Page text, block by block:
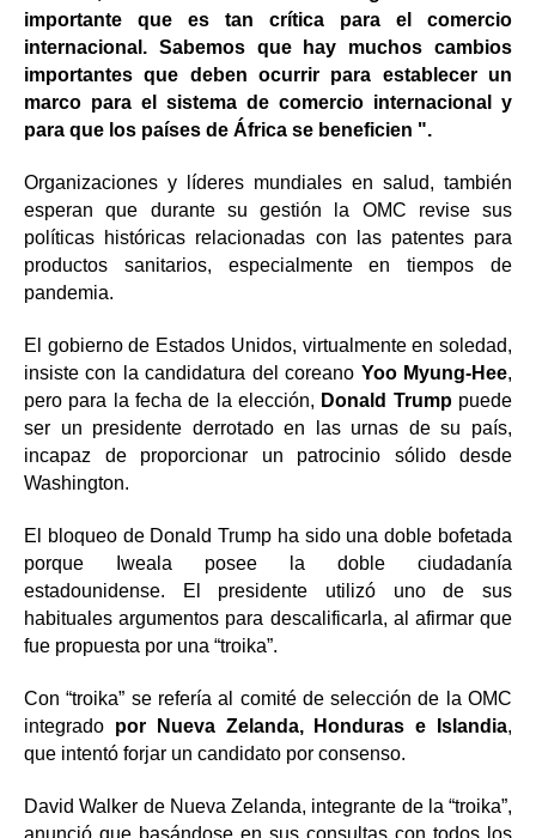
importante que es tan crítica para el comercio
internacional. Sabemos que hay muchos cambios
importantes que deben ocurrir para establecer un
marco para el sistema de comercio internacional y
para que los países de África se beneficien ".
Organizaciones y líderes mundiales en salud, también
esperan que durante su gestión la OMC revise sus
políticas históricas relacionadas con las patentes para
productos sanitarios, especialmente en tiempos de
pandemia.
El gobierno de Estados Unidos, virtualmente en soledad,
insiste con la candidatura del coreano Yoo Myung-Hee,
pero para la fecha de la elección, Donald Trumppuede
ser un presidente derrotado en las urnas de su país,
incapaz de proporcionar un patrocinio sólido desde
Washington.
El bloqueo de Donald Trump ha sido una doble bofetada
porque Iweala posee la doble ciudadanía
estadounidense. El presidente utilizó uno de sus
habituales argumentos para descalificarla, al afirmar que
fue propuesta por una “troika”.
Con “troika” se refería al comité de selección de la OMC
integrado por Nueva Zelanda, Honduras e Islandia,
que intentó forjar un candidato por consenso.
David Walker de Nueva Zelanda, integrante de la “troika”,
anunció que basándose en sus consultas con todos los